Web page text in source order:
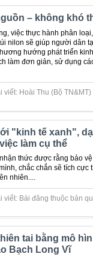
– không khó
việc thực hành phân
nilon sẽ giúp người dân
hướng phát triển
làm đơn giản, sử dụng
Hoài Thu (Bộ TN&MT)
"kinh tế xanh",
làm cụ thể
thức được rằng bảo
chắc chắn sẽ tích cực
nhiên....
viết: Bài đăng thuộc bản
tai bằng mô
Bạch Long Vĩ